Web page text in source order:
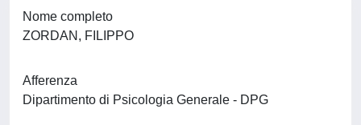
Nome completo
ZORDAN, FILIPPO
Afferenza
Dipartimento di Psicologia Generale - DPG